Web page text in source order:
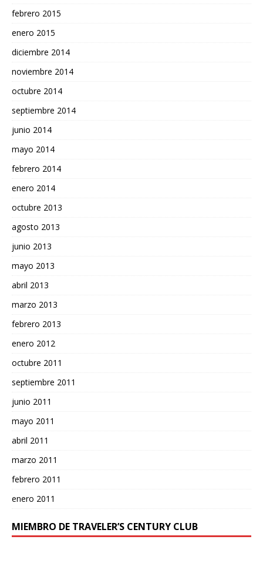
febrero 2015
enero 2015
diciembre 2014
noviembre 2014
octubre 2014
septiembre 2014
junio 2014
mayo 2014
febrero 2014
enero 2014
octubre 2013
agosto 2013
junio 2013
mayo 2013
abril 2013
marzo 2013
febrero 2013
enero 2012
octubre 2011
septiembre 2011
junio 2011
mayo 2011
abril 2011
marzo 2011
febrero 2011
enero 2011
MIEMBRO DE TRAVELER’S CENTURY CLUB